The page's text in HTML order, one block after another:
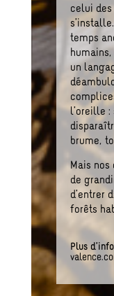
celui des
temps
un
l’oreille :
brume,
Mais nos
de
d’entrer
forêts
Plus